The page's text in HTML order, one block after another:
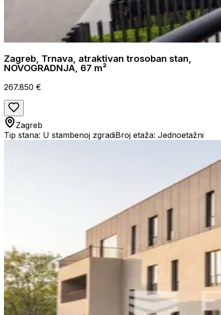
Zagreb, Trnava, atraktivan trosoban stan,
NOVOGRADNJA, 67 m²
267.850 €
Zagreb
Tip stana: U stambenoj zgradiBroj etaža: Jednoetažni